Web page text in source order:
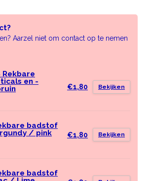
Aarzel niet om contact op te nemen
Rekbare
en -
€1,80 Bekijken
badstof
/ pink
€1,80 Bekijken
badstof